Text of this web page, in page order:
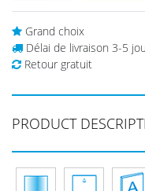
Grand choix
Délai de livraison 3-5
Retour gratuit
PRODUCT